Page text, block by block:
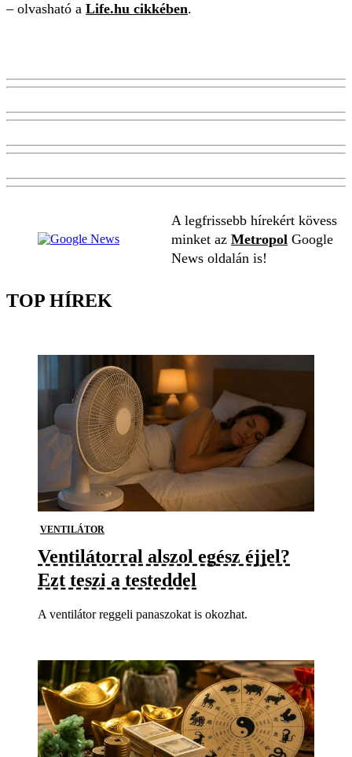
– olvasható a Life.hu cikkében.
A legfrissebb hírekért kövess
minket az Metropol Google
News oldalán is!
TOP HÍREK
VENTILÁTOR
Ventilátorral alszol egész éjjel?
Ezt teszi a testeddel
A ventilátor reggeli panaszokat is okozhat.